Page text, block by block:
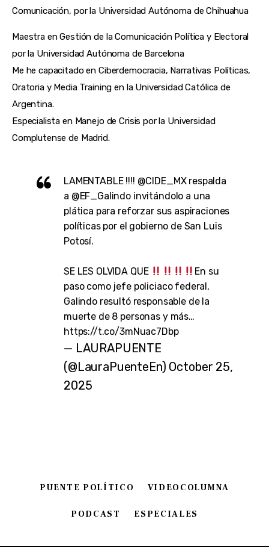
Comunicación, por la Universidad Autónoma de Chihuahua
Maestra en Gestión de la Comunicación Política y Electoral
por la Universidad Autónoma de Barcelona
Me he capacitado en Ciberdemocracia, Narrativas Políticas,
Oratoria y Media Training en la Universidad Católica de
Argentina.
Especialista en Manejo de Crisis por la Universidad
Complutense de Madrid.
LAMENTABLE !!!! @CIDE_MXrespalda
a @EF_Galindo invitándolo a una
plática para reforzar sus aspiraciones
políticas por el gobierno de San Luis
Potosí.
SE LES OLVIDA QUE
En su
paso como jefe policiaco federal,
Galindo resultó responsable de la
muerte de 8 personas y más…
https://t.co/3mNuac7Dbp
— LAURAPUENTE
(@LauraPuenteEn) October 25,
2025
PUENTE POLÍTICO VIDEOCOLUMNA
PODCAST ESPECIALES